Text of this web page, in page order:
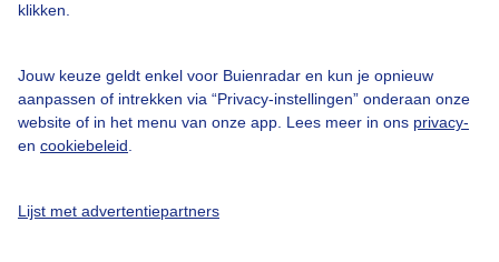
klikken.
Jouw keuze geldt enkel voor Buienradar en kun je opnieuw
aanpassen of intrekken via “Privacy-instellingen” onderaan onze
website of in het menu van onze app. Lees meer in ons privacy-
en cookiebeleid
Lijst met advertentiepartners
Toegankelijkheid
Adverteren
Buienradar Team